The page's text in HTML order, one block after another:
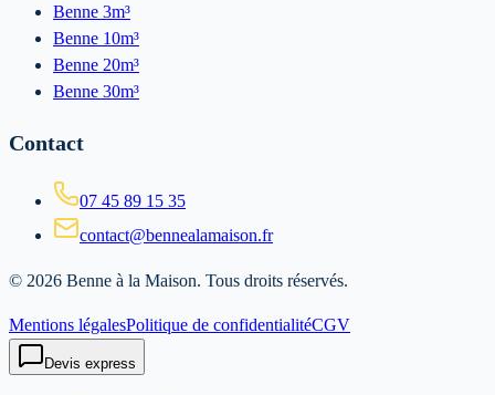
Benne 3m³
Benne 10m³
Benne 20m³
Benne 30m³
Contact
07 45 89 15 35
contact@bennealamaison.fr
© 2026 Benne à la Maison. Tous droits réservés.
Mentions légalesPolitique de confidentialitéCGV
Devis express